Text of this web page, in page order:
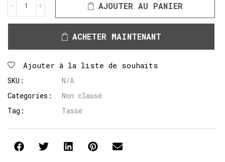
AJOUTER AU PANIER
ACHETER MAINTENANT
Ajouter à la liste de souhaits
SKU:
N/A
Categories:
Non classé
Tag:
Tasse